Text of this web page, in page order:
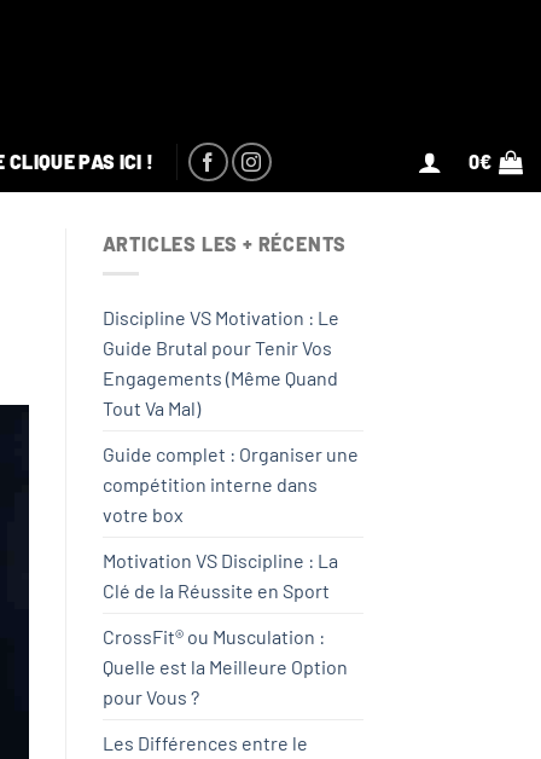
CLIQUE PAS ICI ! 0€
ARTICLES LES + RÉCENTS
Discipline VS Motivation : Le
Guide Brutal pour Tenir Vos
Engagements (Même Quand
Tout Va Mal)
Guide complet : Organiser une
compétition interne dans
votre box
Motivation VS Discipline : La
Clé de la Réussite en Sport
CrossFit® ou Musculation :
Quelle est la Meilleure Option
pour Vous ?
Les Différences entre le